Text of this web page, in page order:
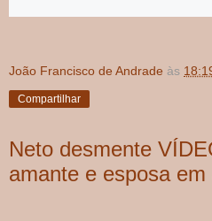
João Francisco de Andrade às
Compartilhar
Neto desmente
amante e esposa